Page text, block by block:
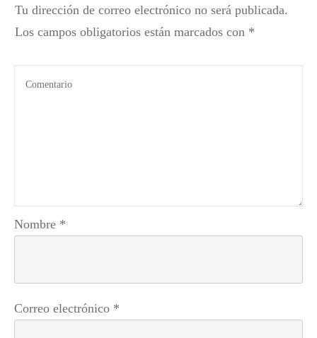
Tu dirección de correo electrónico no será publicada.
Los campos obligatorios están marcados con *
Nombre *
Correo electrónico *